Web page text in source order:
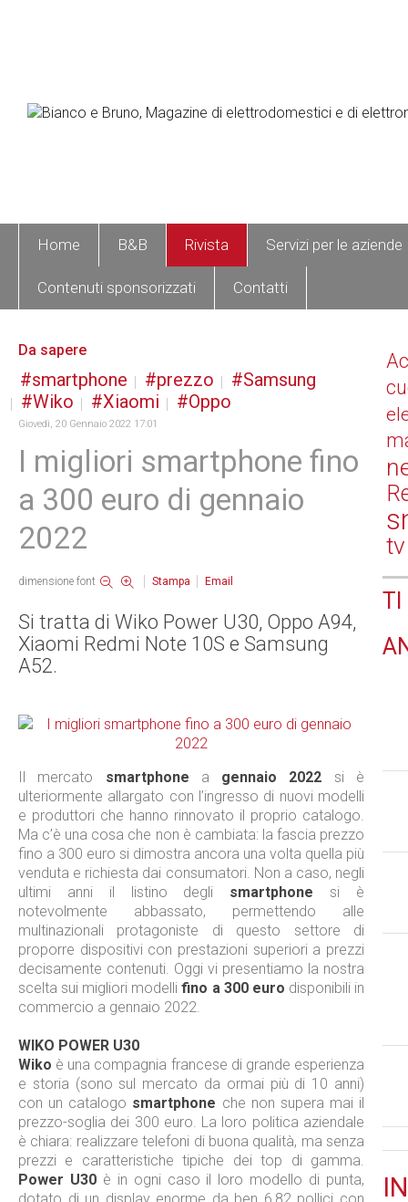
Home B&B Rivista Servizi per le aziende
Contenuti sponsorizzati Contatti
Da sapere
smartphone prezzo
Samsung
Wiko
Xiaomi Oppo
Giovedì, 20 Gennaio 2022 17:01
I migliori smartphone fino
a 300 euro di gennaio
2022
dimensione font Stampa Email
Si tratta di Wiko Power U30, Oppo A94,
Xiaomi Redmi Note 10S e Samsung
A52.
Il mercato smartphone a gennaio 2022 si è
ulteriormente allargato con l’ingresso di nuovi modelli
e produttori che hanno rinnovato il proprio catalogo.
Ma c’è una cosa che non è cambiata: la fascia prezzo
fino a 300 euro si dimostra ancora una volta quella più
venduta e richiesta dai consumatori. Non a caso, negli
ultimi anni il listino degli smartphone si è
notevolmente abbassato, permettendo alle
multinazionali protagoniste di questo settore di
proporre dispositivi con prestazioni superiori a prezzi
decisamente contenuti. Oggi vi presentiamo la nostra
scelta sui migliori modellifino a 300 euro disponibili in
commercio a gennaio 2022.
WIKO POWER U30
Wiko è una compagnia francese di grande esperienza
e storia (sono sul mercato da ormai più di 10 anni)
con un catalogo smartphone che non supera mai il
prezzo-soglia dei 300 euro. La loro politica aziendale
è chiara: realizzare telefoni di buona qualità, ma senza
prezzi e caratteristiche tipiche dei top di gamma.
Power U30è in ogni caso il loro modello di punta,
tv
TI
IN